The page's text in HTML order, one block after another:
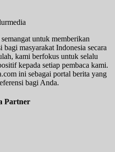
untuk memberikan
masyarakat Indonesia secara
kami berfokus untuk selalu
kepada setiap pembaca kami.
ini sebagai portal berita yang
bagi Anda.
Partner